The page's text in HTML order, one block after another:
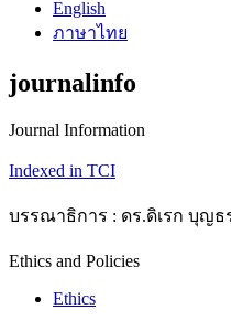
English
ภาษาไทย
journalinfo
Journal Information
Indexed in TCI
บรรณาธิการ : ดร.ดิเรก บุญธ
Ethics and Policies
Ethics